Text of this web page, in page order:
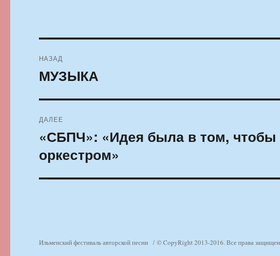
по
НАЗАД
Предыдущая
МУЗЫКА
ДАЛЕЕ
Следующая
«СБПЧ»: «Идея была в том, чтобы
оркестром»
Ильменский фестиваль авторской песни © CopyRight 2013-2016. Все права